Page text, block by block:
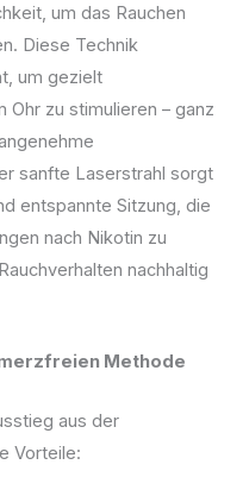
um das Rauchen
Diese Technik
um gezielt
Ohr zu stimulieren – ganz
sanfte Laserstrahl sorgt
entspannte Sitzung, die
nach Nikotin zu
nachhaltig
Methode
aus der
Vorteile: